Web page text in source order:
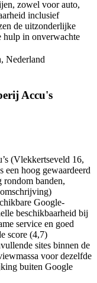
zowel voor auto,
inclusief
de uitzonderlijke
hulp in onverwachte
Nederland
Accu's
(Vlekkertseveld 16,
een hoog gewaardeerd
rondom banden,
Google-
beschikbaarheid bij
service en goed
score (4,7)
sites binnen de
voor dezelfde
buiten Google